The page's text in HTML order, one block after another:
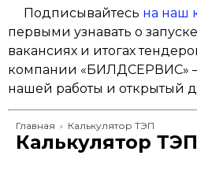
Подписывайтесь на наш
первыми узнавать о
вакансиях и итогах
компании «БИЛДСЕРВИС» —
нашей работы и открытый
Главная › Калькулятор ТЭП
Калькулятор ТЭП